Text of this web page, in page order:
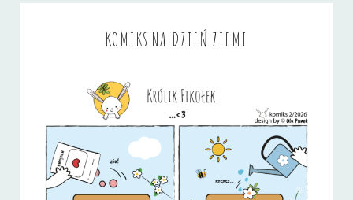
KOMIKS NA DZIEŃ ZIEMI